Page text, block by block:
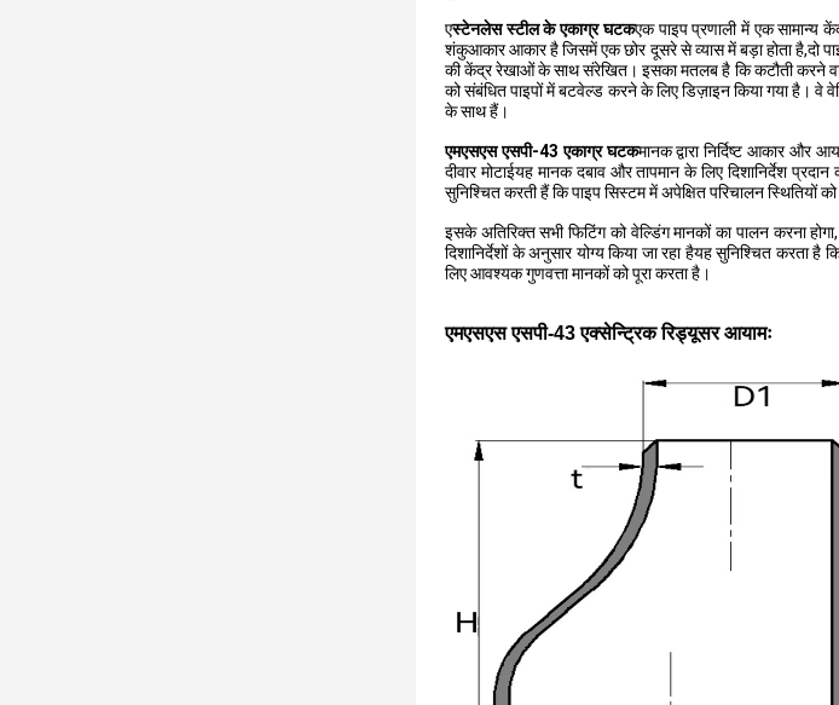
एस्टेनलेस स्टील के एकाग्र घटकएक पाइप प्रणाली में एक सामान्य
शंकुआकार आकार है जिसमें एक छोर दूसरे से व्यास में बड़ा होता है,दो
की केंद्र रेखाओं के साथ संरेखित। इसका मतलब है कि कटौती करने
को संबंधित पाइपों में बटवेल्ड करने के लिए डिज़ाइन किया गया
के साथ हैं।
एमएसएस एसपी-43 एकाग्र घटकमानक द्वारा निर्दिष्ट आकार
दीवार मोटाईयह मानक दबाव और तापमान के लिए दिशानिर्देश प्रदान
सुनिश्चित करती हैं कि पाइप सिस्टम में अपेक्षित परिचालन
इसके अतिरिक्त सभी फिटिंग को वेल्डिंग मानकों का पालन करना
दिशानिर्देशों के अनुसार योग्य किया जा रहा हैयह सुनिश्चित
लिए आवश्यक गुणवत्ता मानकों को पूरा करता है।
एमएसएस एसपी-43 एक्सेन्ट्रिक रिड्यूसर आयामः